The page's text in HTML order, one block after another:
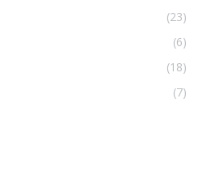
(23)
(6)
(18)
(7)